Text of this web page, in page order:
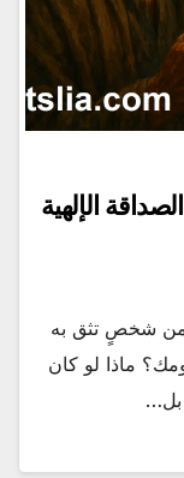
الإلهية
من شخصٍ تثق به
ماذا لو كان
بل…